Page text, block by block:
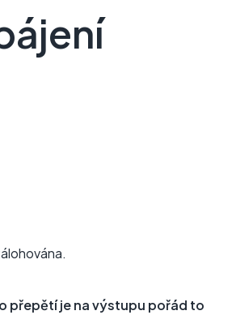
přepětí je na výstupu pořád to